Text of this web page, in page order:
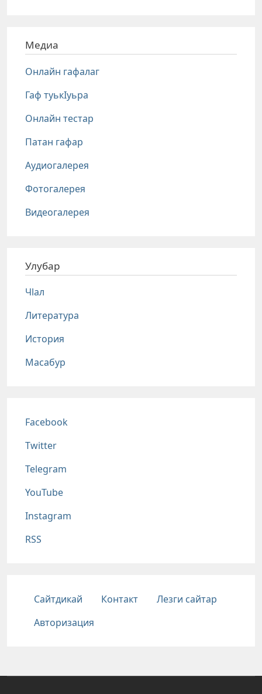
Медиа
Онлайн гафалаг
Гаф туькIуьра
Онлайн тестар
Патан гафар
Аудиогалерея
Фотогалерея
Видеогалерея
Улубар
Чlал
Литература
История
Масабур
Соц сети
Facebook
Twitter
Telegram
YouTube
Instagram
RSS
Подвал
Сайтдикай Контакт
Лезги сайтар
Авторизация